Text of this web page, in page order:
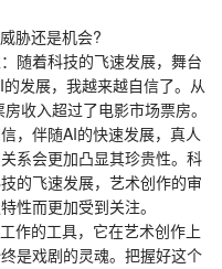
胁还是机会?
着科技的飞速发展，舞台
发展，我越来越自信了。从
收入超过了电影市场票房。
，伴随AI的快速发展，真人
系会更加凸显其珍贵性。科
的飞速发展，艺术创作的审
性而更加受到关注。
的工具，它在艺术创作上
是戏剧的灵魂。把握好这个